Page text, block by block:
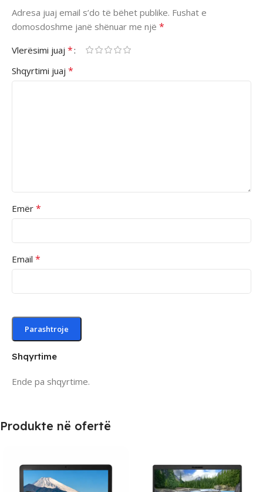
Shqyrtime
Ende pa shqyrtime.
Adresa juaj email s’do të bëhet publike. Fushat e
domosdoshme janë shënuar me një *
Vlerësimi juaj *
Shqyrtimi juaj *
Emër *
Email *
Produkte në ofertë